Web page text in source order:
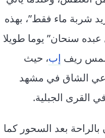
شربة ماء فقط”، بهذه
سنحان” يوما طويلا
ريف إب، حيث
الشاق في مشهد
القرى الجبلية.
بالراحة بعد السحور كما